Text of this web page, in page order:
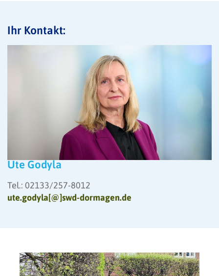
Ihr Kontakt:
Ute Godyla
Tel.: 02133/257-8012
ute.godyla[@]swd-dormagen.de